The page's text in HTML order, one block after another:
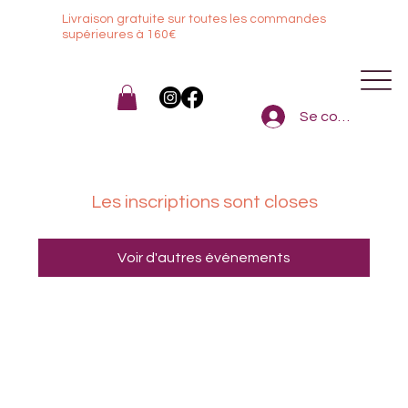
Livraison gratuite sur toutes les commandes
supérieures à 160€
Se connecter
Les inscriptions sont closes
Voir d'autres événements